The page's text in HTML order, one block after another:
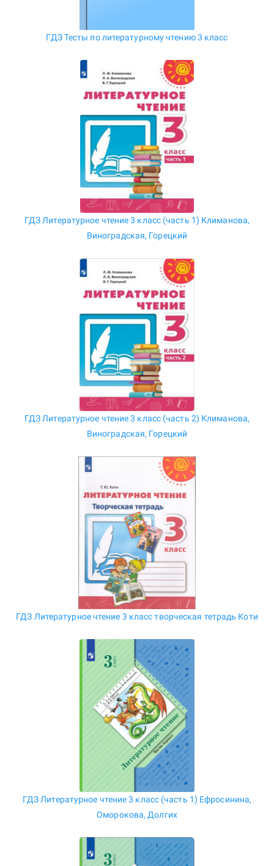
ГДЗ Тесты по литературному чтению 3 класс
ГДЗ Литературное чтение 3 класс (часть 1) Климанова,
Виноградская, Горецкий
ГДЗ Литературное чтение 3 класс (часть 2) Климанова,
Виноградская, Горецкий
ГДЗ Литературное чтение 3 класс творческая тетрадь Коти
ГДЗ Литературное чтение 3 класс (часть 1) Ефросинина,
Оморокова, Долгих